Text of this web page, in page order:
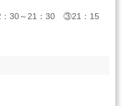
30～21：30 ③21：15